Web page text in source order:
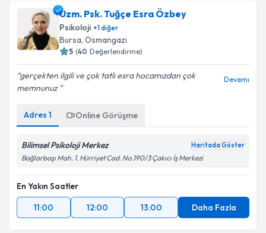
Uzm. Psk. Tuğçe Esra Özbey
Psikoloji +1diğer
Bursa, Osmangazi
5 (40 Değerlendirme)
gerçekten ilgili ve çok tatlı esra hocamızdan çok
memnunuz
Devamı
Adres 1 Online Görüşme
Bilimsel Psikoloji Merkez Haritada Göster
Bağlarbaşı Mah. 1. Hürriyet Cad. No.190/3 Çakıcı İş Merkezi
En Yakın Saatler
11:00
12:00 13:00 Daha Fazla